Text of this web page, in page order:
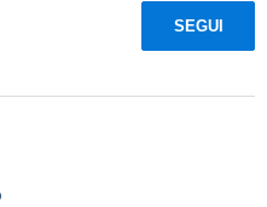
SEGUI